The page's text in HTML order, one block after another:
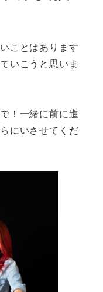
ことはあります
いこうと思いま
！一緒に前に進
にいさせてくだ